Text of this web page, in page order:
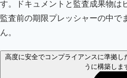
す。ドキュメントと監査成果物は
監査前の期限プレッシャーの中で
ん。
高度に安全でコンプライアンスに準拠し
うに構築しま